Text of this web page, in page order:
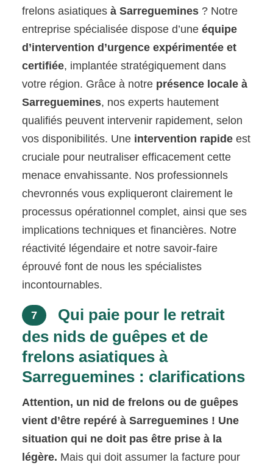
frelons asiatiquesà Sarreguemines ? Notre
entreprise spécialisée dispose d’uneéquipe
d’intervention d’urgence expérimentée et
certifiée, implantée stratégiquement dans
votre région. Grâce à notre présence locale à
Sarreguemines, nos experts hautement
qualifiés peuvent intervenir rapidement, selon
vos disponibilités. Une intervention rapide est
cruciale pour neutraliser efficacement cette
menace envahissante. Nos professionnels
chevronnés vous expliqueront clairement le
processus opérationnel complet, ainsi que ses
implications techniques et financières. Notre
réactivité légendaire et notre savoir-faire
éprouvé font de nous les spécialistes
incontournables.
7
Qui paie pour le retrait
des nids de guêpes et de
frelons asiatiques à
Sarreguemines : clarifications
Attention, un nid de frelons ou de guêpes
vient d’être repéré à Sarreguemines ! Une
situation qui ne doit pas être prise à la
légère. Mais qui doit assumer la facture pour